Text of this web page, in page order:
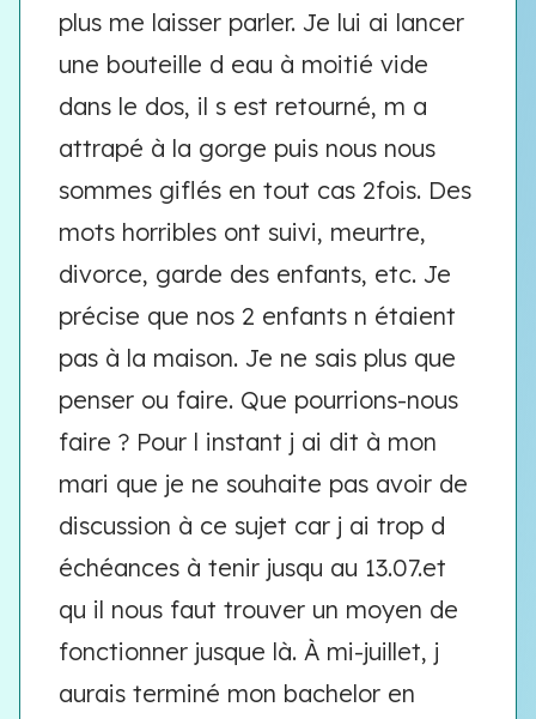
plus me laisser parler. Je lui ai lancer
une bouteille d eau à moitié vide
dans le dos, il s est retourné, m a
attrapé à la gorge puis nous nous
sommes giflés en tout cas 2fois. Des
mots horribles ont suivi, meurtre,
divorce, garde des enfants, etc. Je
précise que nos 2 enfants n étaient
pas à la maison. Je ne sais plus que
penser ou faire. Que pourrions-nous
faire ? Pour l instant j ai dit à mon
mari que je ne souhaite pas avoir de
discussion à ce sujet car j ai trop d
échéances à tenir jusqu au 13.07.et
qu il nous faut trouver un moyen de
fonctionner jusque là. À mi-juillet, j
aurais terminé mon bachelor en